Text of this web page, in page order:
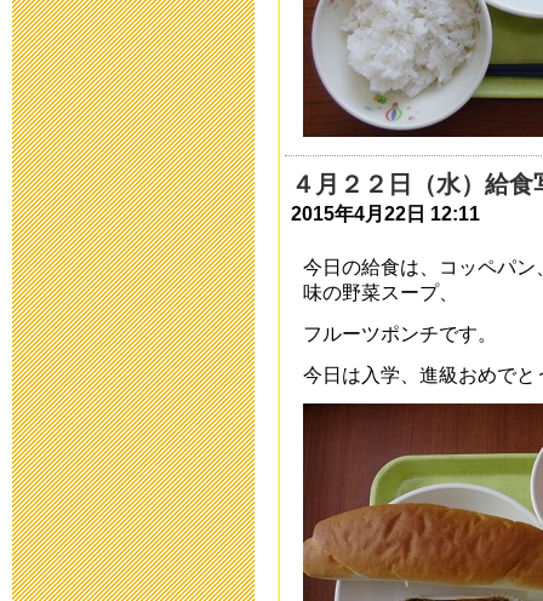
9月13日以降
について
2021年9月 9日
二学期当初の
2021年8月26日
欠席・遅刻連
2021年4月 7日
運動会実施案
2020年10月18日
運動会延期の
４月２２日（水）給食
2015年4月22日 12:11
今日の給食は、コッペパ
味の野菜スープ、
フルーツポンチです。
今日は入学、進級おめでと